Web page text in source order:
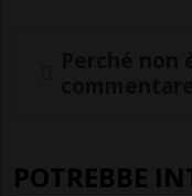
POTREBBE